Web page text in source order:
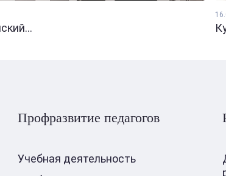
Профразвитие педагогов
Учебная деятельность